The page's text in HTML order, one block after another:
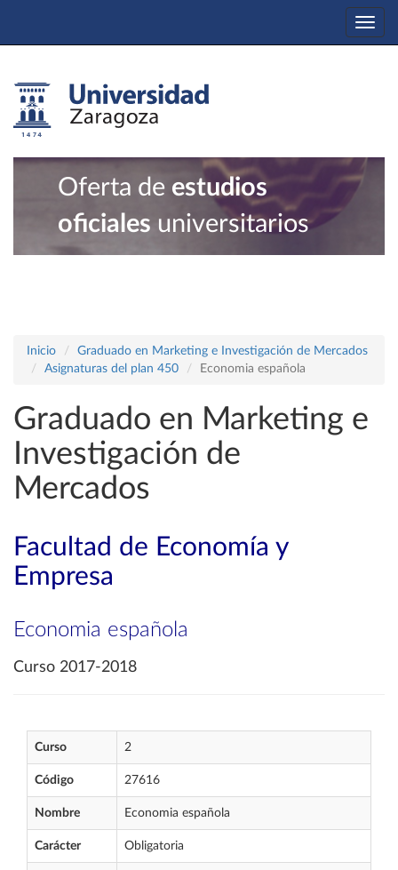
Oferta de estudios
oficiales universitarios
Inicio
Graduado en Marketing e Investigación de Mercados
Asignaturas del plan 450
Economia española
Graduado en Marketing e
Investigación de
Mercados
Facultad de Economía y
Empresa
Economia española
Curso 2017-2018
Curso 2
Código 27616
Nombre Economia española
Carácter Obligatoria